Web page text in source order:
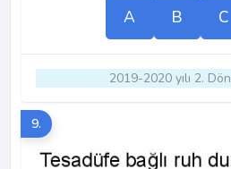
A B C
2019-2020 yılı 2.
9.